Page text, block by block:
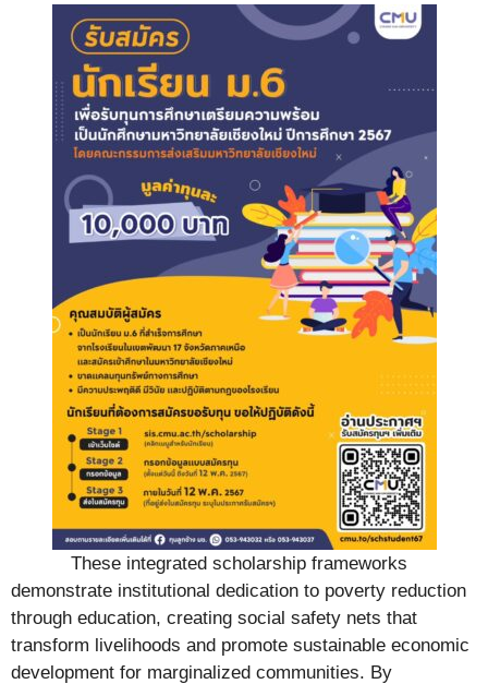
These integrated scholarship frameworks
demonstrate institutional dedication to poverty reduction
through education, creating social safety nets that
transform livelihoods and promote sustainable economic
development for marginalized communities. By